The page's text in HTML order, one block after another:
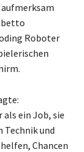
Roboter
ein Job, sie
Technik und
Chancen